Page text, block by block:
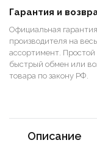
Гарантия и
Официальная гарантия
производителя на весь
ассортимент. Простой
быстрый обмен или
товара по закону РФ.
Описание